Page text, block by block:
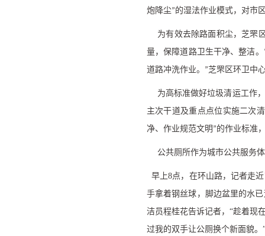
炮降尘”的湿法作业模式，对市
为有效去除路面积尘，芝罘
量，保障道路卫生干净、整洁。
道路冲洗作业。 ”芝罘区环卫中
为高标准做好垃圾清运工作，
主次干道及重点点位实施二次
净、作业规范文明 ”的作业标准
公共厕所作为城市公共服务体
早上8点，在环山路，记者走
手拿着钢丝球，脚边盆里的水
洁员程桂花告诉记者，“趁着现
过我的双手让公厕换个新面貌。